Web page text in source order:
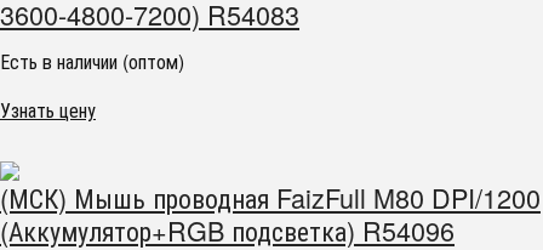
3600-4800-7200) R54083
Есть в наличии (оптом)
Узнать цену
(МСК) Мышь проводная FaizFull M80 DPI/1200
(Аккумулятор+RGB подсветка) R54096